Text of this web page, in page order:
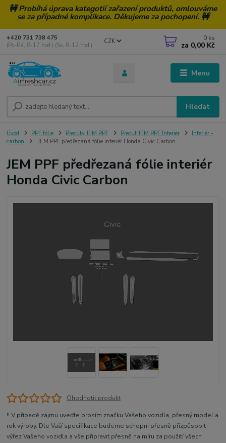
🚧 Probíhá úprava kategotií zařazení produktů, omlouváme
se za případné komplikace. Děkujeme za pochopení. 🚧
Menu
CZK
Hledat
+420 731 738 475
(Po-Pá, 8-17 hod.) (So, 8-12 hod.)
0 ks
za 0,00 Kč
Úvod PPF fólie Precuty JEM PPF Precut JEM PPF Interiér
Interiér -
carbon
JEM PPF předřezaná fólie interiér Honda Civic Carbon
JEM PPF předřezaná fólie interiér
Honda Civic Carbon
Ohodnotit produkt
!! V případě zájmu uveďte prosím značku Vašeho vozidla, přesný model a
rok výroby. Dle Vaší specifikace budeme schopni přesně přizpůsobit
výřez Vašeho vozidla a vše připravit přesně na míru za použití všech